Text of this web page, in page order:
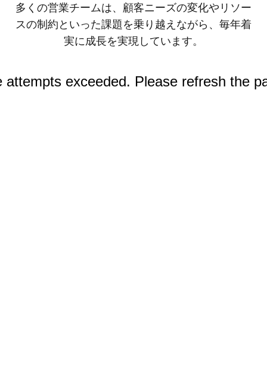
多くの営業チームは、顧客ニーズの変化やリソー
スの制約といった課題を乗り越えながら、毎年着
実に成長を実現しています。